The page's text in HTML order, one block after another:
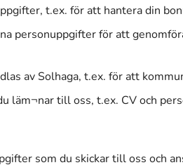
t.ex. för att hantera din
personuppgifter för att
av Solhaga, t.ex. för att
läm¬nar till oss, t.ex. CV och
som du skickar till oss och